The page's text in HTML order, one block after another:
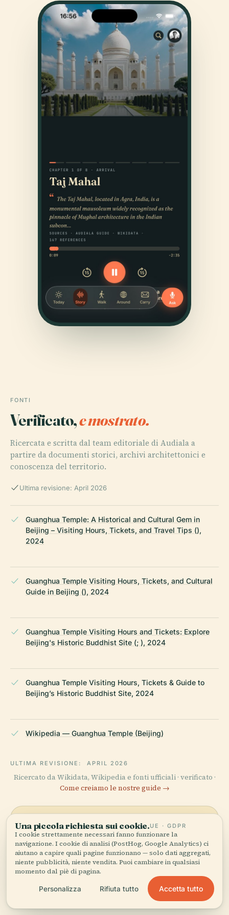
FONTI
Verificato,e mostrato.
Ricercata e scritta dal team editoriale di Audiala a
partire da documenti storici, archivi architettonici e
conoscenza del territorio.
Ultima revisione: April 2026
Guanghua Temple: A Historical and Cultural Gem in
Beijing – Visiting Hours, Tickets, and Travel Tips (),
2024
Guanghua Temple Visiting Hours, Tickets, and Cultural
Guide in Beijing (), 2024
Guanghua Temple Visiting Hours and Tickets: Explore
Beijing's Historic Buddhist Site (; ), 2024
Guanghua Temple Visiting Hours, Tickets & Guide to
Beijing’s Historic Buddhist Site, 2024
Wikipedia — Guanghua Temple (Beijing)
ULTIMA REVISIONE: APRIL 2026
Ricercato da Wikidata, Wikipedia e fonti ufficiali · verificato ·
Come creiamo le nostre guide →
Esplora la zona
Vedi Tempio Guanghua
sulla mappa e scopri cosa
c'è nei dintorni.
Vedi mappa
Una piccola richiesta sui cookie.UE · GDPR
I cookie strettamente necessari fanno funzionare la
navigazione. I cookie di analisi (PostHog, Google Analytics) ci
aiutano a capire quali pagine funzionano — solo dati aggregati,
niente pubblicità, niente vendita. Puoi cambiare in qualsiasi
momento dal piè di pagina.
Personalizza Rifiuta tutto Accetta tutto